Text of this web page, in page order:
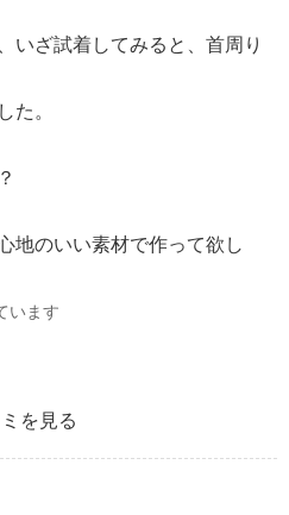
いざ試着してみると、首周り
た。
地のいい素材で作って欲し
います
を見る